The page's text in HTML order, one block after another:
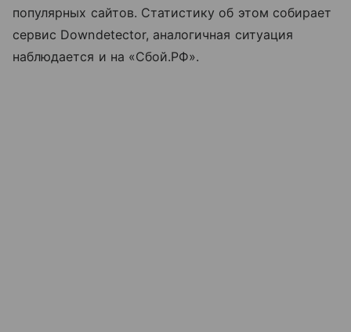
популярных сайтов. Статистику об этом собирает
сервис Downdetector, аналогичная ситуация
наблюдается и на «Сбой.РФ».